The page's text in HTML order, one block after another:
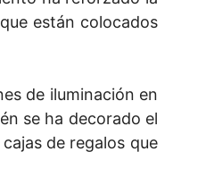
están colocados
de iluminación en
se ha decorado el
de regalos que